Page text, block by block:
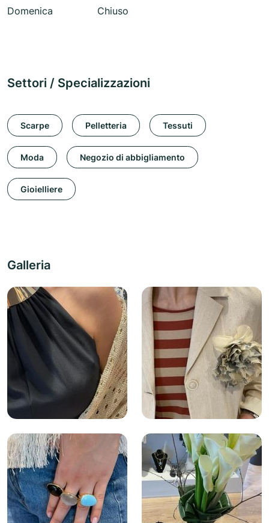
Domenica
Chiuso
Settori / Specializzazioni
Scarpe Pelletteria Tessuti
Moda Negozio di abbigliamento
Gioielliere
Galleria